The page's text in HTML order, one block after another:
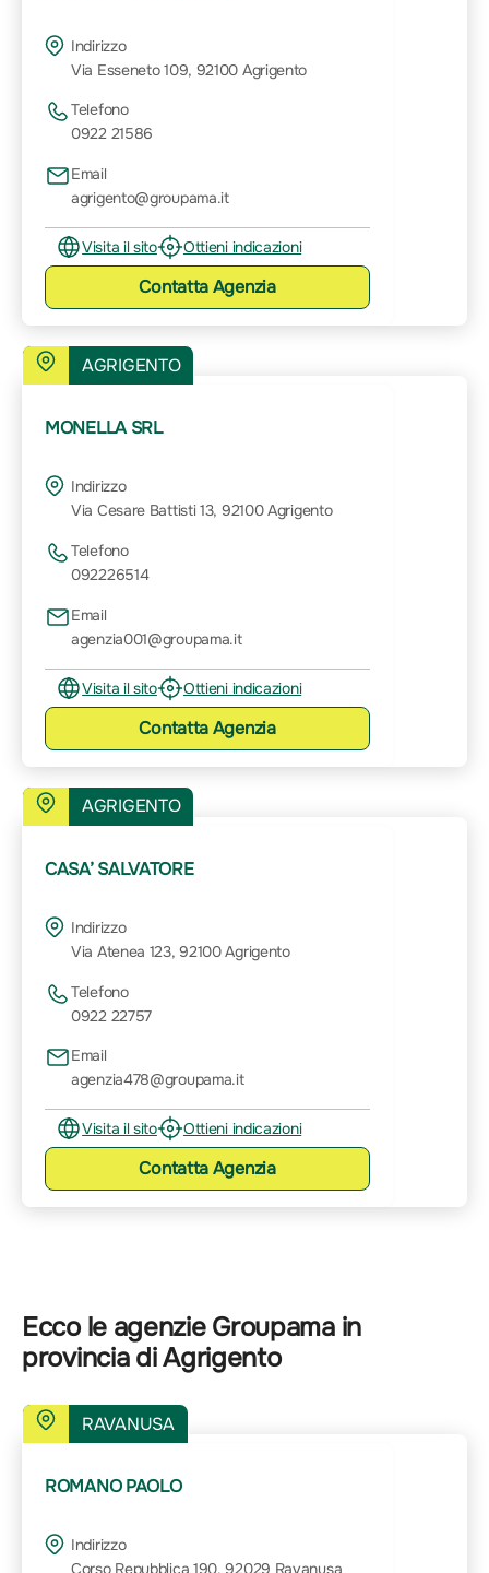
Indirizzo
Via Esseneto 109, 92100 Agrigento
Telefono
0922 21586
Email
agrigento@groupama.it
Visita il sito Ottieni indicazioni
ContattaAgenzia
AGRIGENTO
MONELLA SRL
Indirizzo
Via Cesare Battisti 13, 92100 Agrigento
Telefono
092226514
Email
agenzia001@groupama.it
Visita il sito Ottieni indicazioni
ContattaAgenzia
AGRIGENTO
CASA’ SALVATORE
Indirizzo
Via Atenea 123, 92100 Agrigento
Telefono
0922 22757
Email
agenzia478@groupama.it
Visita il sito Ottieni indicazioni
ContattaAgenzia
Ecco le agenzie Groupama in
provincia di Agrigento
RAVANUSA
ROMANO PAOLO
Indirizzo
Corso Repubblica 190, 92029 Ravanusa